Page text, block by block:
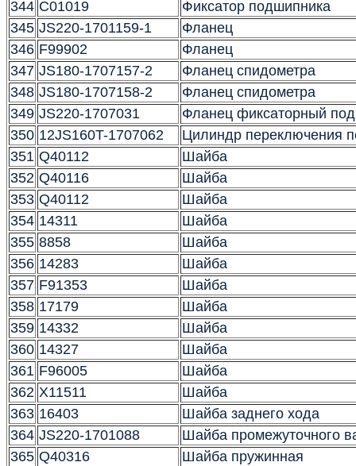
344 C01019
Фиксатор подшипника
345 JS220-1701159-1
Фланец
346 F99902
Фланец
347 JS180-1707157-2
Фланец спидометра
348 JS180-1707158-2
Фланец спидометра
349 JS220-1707031
Фланец фиксаторный
350 12JS160T-1707062
Цилиндр переключения
351 Q40112
Шайба
352 Q40116
Шайба
353 Q40112
Шайба
354 14311
Шайба
355 8858
Шайба
356 14283
Шайба
357 F91353
Шайба
358 17179
Шайба
359 14332
Шайба
360 14327
Шайба
361 F96005
Шайба
362 X11511
Шайба
363 16403
Шайба заднего хода
364 JS220-1701088
Шайба промежуточного
365 Q40316
Шайба пружинная